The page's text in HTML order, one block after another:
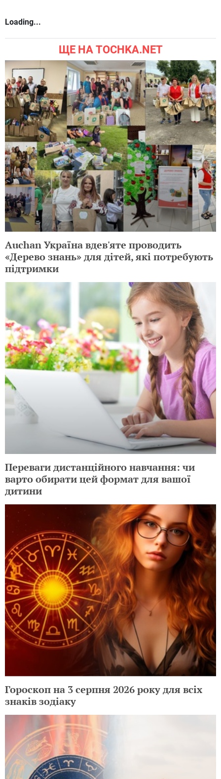
Loading...
ЩЕ НА TOCHKA.NET
Auchan Україна вдев'яте проводить
«Дерево знань» для дітей, які потребують
підтримки
Переваги дистанційного навчання: чи
варто обирати цей формат для вашої
дитини
Гороскоп на 3 серпня 2026 року для всіх
знаків зодіаку